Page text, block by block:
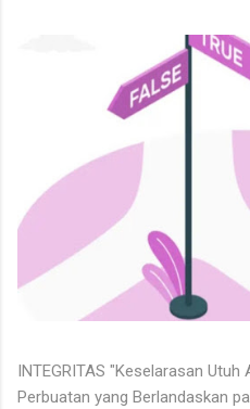
INTEGRITAS "Keselarasan Utuh
Perbuatan yang Berlandaskan